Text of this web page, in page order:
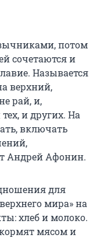
потом
сочетаются и
Называется
верхний,
рай, и,
и других. На
включать
Андрей Афонин.
для
мира» на
хлеб и молоко.
мясом и